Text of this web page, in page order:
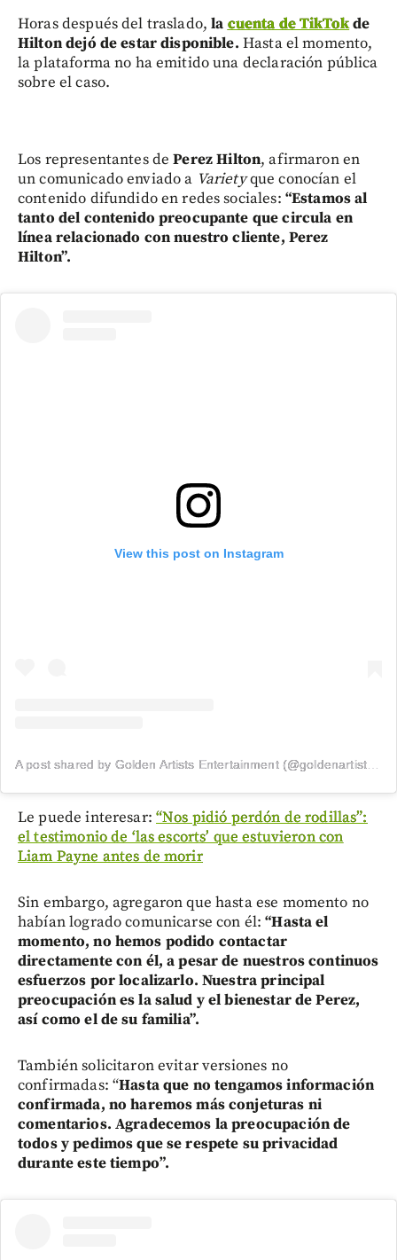
Horas después del traslado,la cuenta de TikTokde
Hilton dejó de estar disponible. Hasta el momento,
la plataforma no ha emitido una declaración pública
sobre el caso.
Los representantes dePerez Hilton, afirmaron en
un comunicado enviado a Varietyque conocían el
contenido difundido en redes sociales: “Estamos al
tanto del contenido preocupante que circula en
línea relacionado con nuestro cliente, Perez
Hilton”.
View this post on Instagram
Le puede interesar: “Nos pidió perdón de rodillas”:
el testimonio de ‘las escorts’ que estuvieron con
Liam Payne antes de morir
Sin embargo, agregaron que hasta ese momento no
habían logrado comunicarse con él:“Hasta el
momento, no hemos podido contactar
directamente con él, a pesar de nuestros continuos
esfuerzos por localizarlo. Nuestra principal
preocupación es la salud y el bienestar de Perez,
así como el de su familia”.
También solicitaron evitar versiones no
confirmadas: “Hasta que no tengamos información
confirmada, no haremos más conjeturas ni
comentarios. Agradecemos la preocupación de
todos y pedimos que se respete su privacidad
durante este tiempo”.